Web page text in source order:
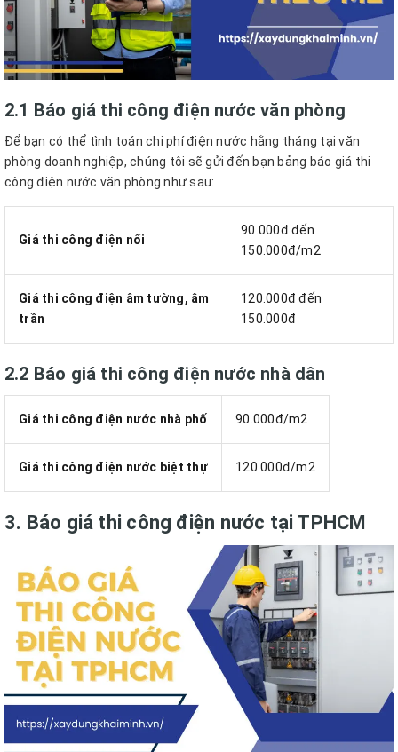
2.1 Báo giá thi công điện nước văn phòng
Để bạn có thể tình toán chi phí điện nước hằng tháng tại văn
phòng doanh nghiệp, chúng tôi sẽ gửi đến bạn bảng báo giá thi
công điện nước văn phòng như sau:
Giá thi công điện nổi
90.000đ đến
150.000đ/m2
Giá thi công điện âm tường, âm
trần
120.000đ đến
150.000đ
2.2 Báo giá thi công điện nước nhà dân
Giá thi công điện nước nhà phố 90.000đ/m2
Giá thi công điện nước biệt thự 120.000đ/m2
3. Báo giá thi công điện nước tại TPHCM